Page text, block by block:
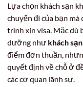
Lựa chọn khách sạn
chuyến đi của bạn
trình xin visa. Mặc dù
dưỡng như khách
điểm đơn thuần,
quyết định về chỗ ở
các cơ quan lãnh sự.